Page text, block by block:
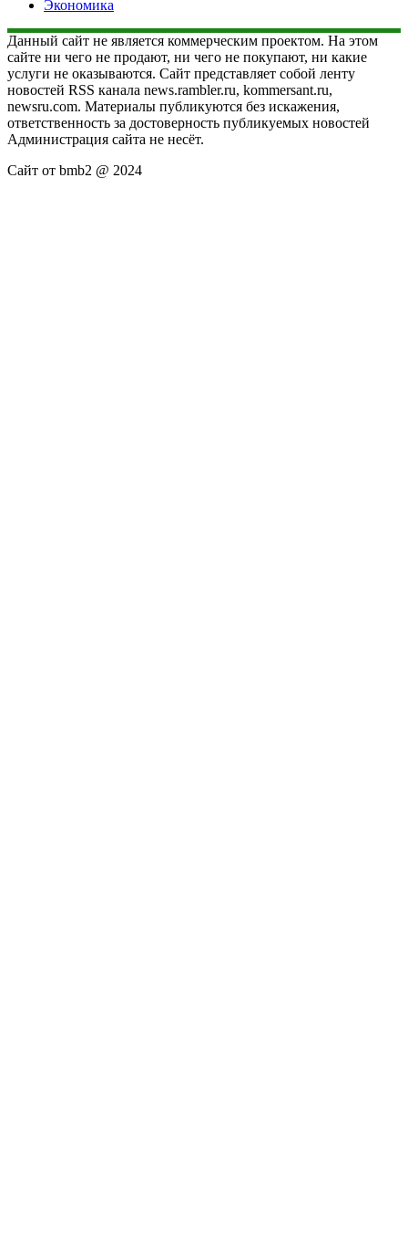
Экономика
Данный сайт не является коммерческим проектом. На этом
сайте ни чего не продают, ни чего не покупают, ни какие
услуги не оказываются. Сайт представляет собой ленту
новостей RSS канала news.rambler.ru, kommersant.ru,
newsru.com. Материалы публикуются без искажения,
ответственность за достоверность публикуемых новостей
Администрация сайта не несёт.
Сайт от bmb2 @ 2024